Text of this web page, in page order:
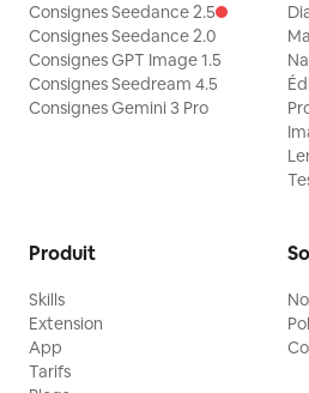
Consignes Seedance 2.5
Consignes Seedance 2.0
Consignes GPT Image 1.5
Consignes Seedream 4.5
Consignes Gemini 3 Pro
Produit
Skills
Extension
App
Tarifs